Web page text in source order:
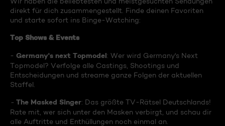
direkt für dich zusammengestellt. Finde deinen Favoriten
und starte sofort ins Binge-Watching:
Top Shows & Events
- Germany's next Topmodel: Wer wird Germany's Next
Topmodel? Verfolge alle Castings, Shootings und
Entscheidungen und streame ganze Folgen der aktuellen
Staffel.
- The Masked Singer: Das größte TV-Rätsel Deutschlands!
Rate mit, wer sich unter den Masken verbirgt, und schau dir
alle Auftritte und Enthüllungen noch einmal an.